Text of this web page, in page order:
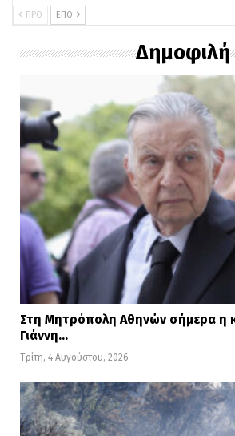
ΠΡΟ ΕΠΌ
Δημοφιλή
Στη Μητρόπολη Αθηνών σήμερα η
Γιάννη…
Τρίτη, 4 Αυγούστου, 2026